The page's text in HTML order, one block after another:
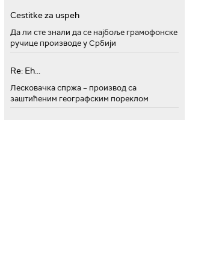
Cestitke za uspeh
Да ли сте знали да се најбоље грамофонске
ручице производе у Србији
Re: Eh...
Лесковачка спржа – производ са
заштићеним географским пореклом